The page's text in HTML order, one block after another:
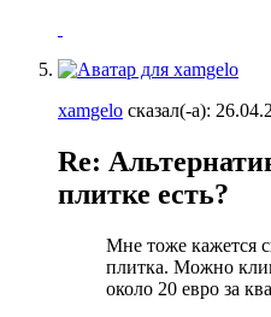
xamgelo сказал(-а):
Re:
плитке есть?
Мне тоже кажется
плитка. Можно
около 20 евро за